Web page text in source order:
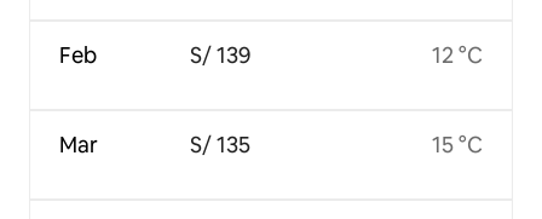
Feb
Mar
S/ 139
S/ 135
12 °C
15 °C